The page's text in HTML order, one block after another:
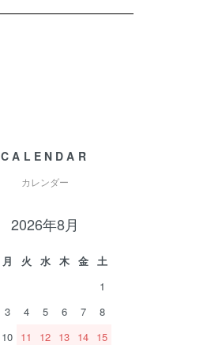
CALENDAR
カレンダー
2026年8月
月 火 水 木 金
土
1
3 4 5 6 7
8
10 11 12 13 14 15